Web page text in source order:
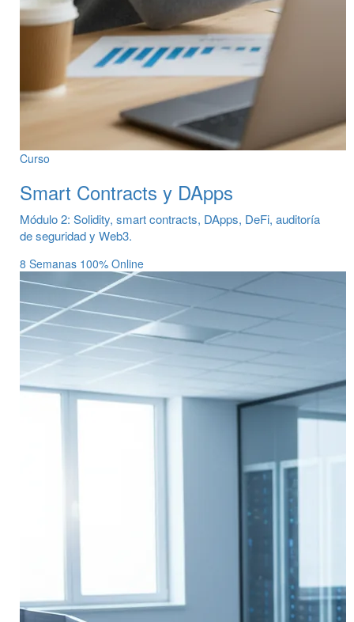
Curso
Smart Contracts y DApps
Módulo 2: Solidity, smart contracts, DApps, DeFi, auditoría
de seguridad y Web3.
8 Semanas 100% Online